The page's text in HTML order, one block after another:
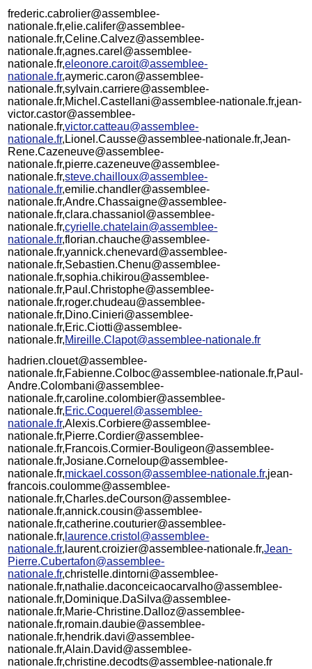
frederic.cabrolier@assemblee-
nationale.fr,elie.califer@assemblee-
nationale.fr,Celine.Calvez@assemblee-
nationale.fr,agnes.carel@assemblee-
nationale.fr,eleonore.caroit@assemblee-
nationale.fr,aymeric.caron@assemblee-
nationale.fr,sylvain.carriere@assemblee-
nationale.fr,Michel.Castellani@assemblee-nationale.fr,jean-
victor.castor@assemblee-
nationale.fr,victor.catteau@assemblee-
nationale.fr,Lionel.Causse@assemblee-nationale.fr,Jean-
Rene.Cazeneuve@assemblee-
nationale.fr,pierre.cazeneuve@assemblee-
nationale.fr,steve.chailloux@assemblee-
nationale.fr,emilie.chandler@assemblee-
nationale.fr,Andre.Chassaigne@assemblee-
nationale.fr,clara.chassaniol@assemblee-
nationale.fr,cyrielle.chatelain@assemblee-
nationale.fr,florian.chauche@assemblee-
nationale.fr,yannick.chenevard@assemblee-
nationale.fr,Sebastien.Chenu@assemblee-
nationale.fr,sophia.chikirou@assemblee-
nationale.fr,Paul.Christophe@assemblee-
nationale.fr,roger.chudeau@assemblee-
nationale.fr,Dino.Cinieri@assemblee-
nationale.fr,Eric.Ciotti@assemblee-
nationale.fr,Mireille.Clapot@assemblee-nationale.fr
hadrien.clouet@assemblee-
nationale.fr,Fabienne.Colboc@assemblee-nationale.fr,Paul-
Andre.Colombani@assemblee-
nationale.fr,caroline.colombier@assemblee-
nationale.fr,Eric.Coquerel@assemblee-
nationale.fr,Alexis.Corbiere@assemblee-
nationale.fr,Pierre.Cordier@assemblee-
nationale.fr,Francois.Cormier-Bouligeon@assemblee-
nationale.fr,Josiane.Corneloup@assemblee-
nationale.fr,mickael.cosson@assemblee-nationale.fr,jean-
francois.coulomme@assemblee-
nationale.fr,Charles.deCourson@assemblee-
nationale.fr,annick.cousin@assemblee-
nationale.fr,catherine.couturier@assemblee-
nationale.fr, laurence.cristol@assemblee-
nationale.fr,laurent.croizier@assemblee-nationale.fr,Jean-
Pierre.Cubertafon@assemblee-
nationale.fr,christelle.dintorni@assemblee-
nationale.fr,nathalie.daconceicaocarvalho@assemblee-
nationale.fr,Dominique.DaSilva@assemblee-
nationale.fr,Marie-Christine.Dalloz@assemblee-
nationale.fr,romain.daubie@assemblee-
nationale.fr,hendrik.davi@assemblee-
nationale.fr,Alain.David@assemblee-
nationale.fr,christine.decodts@assemblee-nationale.fr